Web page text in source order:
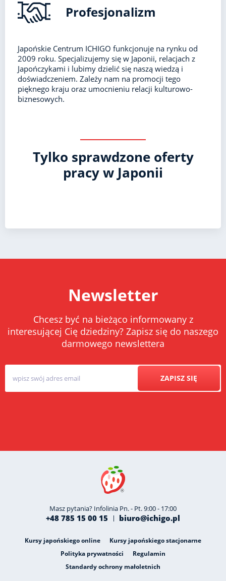
Profesjonalizm
Japońskie Centrum ICHIGO funkcjonuje na rynku od
2009 roku. Specjalizujemy się w Japonii, relacjach z
Japończykami i lubimy dzielić się naszą wiedzą i
doświadczeniem. Zależy nam na promocji tego
pięknego kraju oraz umocnieniu relacji kulturowo-
biznesowych.
Tylko sprawdzone oferty
pracy w Japonii
Newsletter
Chcesz być na bieżąco informowany z
interesującej Cię dziedziny? Zapisz się do naszego
darmowego newslettera
ZAPISZ SIĘ
Masz pytania? Infolinia Pn. - Pt. 9:00 - 17:00
+48 785 15 00 15 biuro@ichigo.pl
Kursy japońskiego online
Kursy japońskiego stacjonarne
Polityka prywatności
Regulamin
Standardy ochrony małoletnich